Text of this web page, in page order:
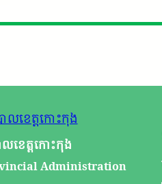
លខេត្តកោះកុង
Administration